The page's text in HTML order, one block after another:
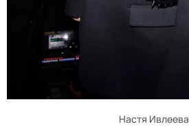
Настя Ивлеева